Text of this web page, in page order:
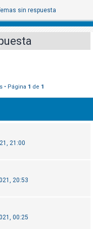
sin respuesta
• Página 1 de 1
21:00
20:53
00:25